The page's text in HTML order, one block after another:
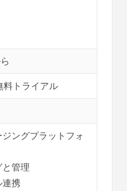
料トライアル
ングプラットフォ
管理
携